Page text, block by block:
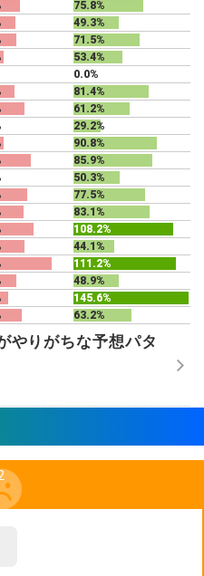
75.8%
49.3%
71.5%
53.4%
0.0%
81.4%
61.2%
29.2%
90.8%
85.9%
50.3%
77.5%
83.1%
108.2%
44.1%
111.2%
48.9%
145.6%
63.2%
やりがちな予想パタ